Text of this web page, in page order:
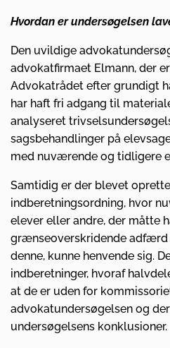
Hvordan er undersøgelsen
Den uvildige
advokatfirmaet Elmann, der
Advokatrådet efter grundigt
har haft fri adgang til
analyseret
sagsbehandlinger på
med nuværende og tidligere
Samtidig er der blevet
indberetningsordning, hvor
elever eller andre, der måtte
grænseoverskridende adfærd
denne, kunne henvende sig.
indberetninger, hvoraf
at de er uden for
advokatundersøgelsen og
undersøgelsens konklusioner.